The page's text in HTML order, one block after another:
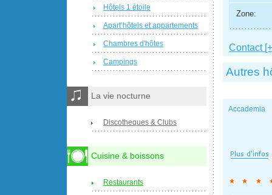
Zone:
Contact
Autres
Accademia
Hôtels 1 étoile
Apart’hôtels et appartements
Chambres d'hôtes
Campings
La vie nocturne
Discotheques & Clubs
Cuisine & boissons
Restaurants